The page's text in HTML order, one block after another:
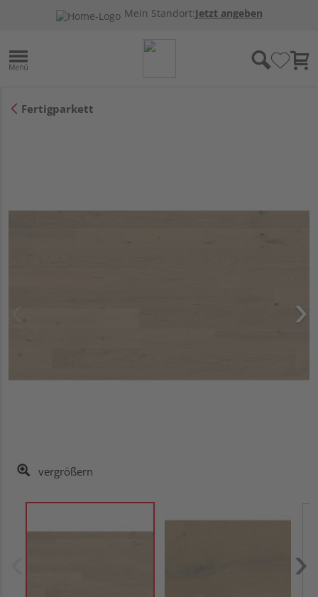
Mein Standort:Jetzt angeben
Fertigparkett
vergrößern